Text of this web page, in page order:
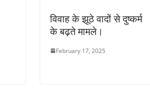
विवाह के झूठे वादों से दुष्कर्म
के बढ़ते मामले।
February 17, 2025